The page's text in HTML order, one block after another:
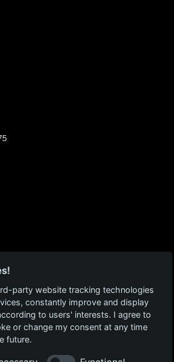
party website tracking technologies
constantly improve and display
to users' interests. I agree to
or change my consent at any time
future.